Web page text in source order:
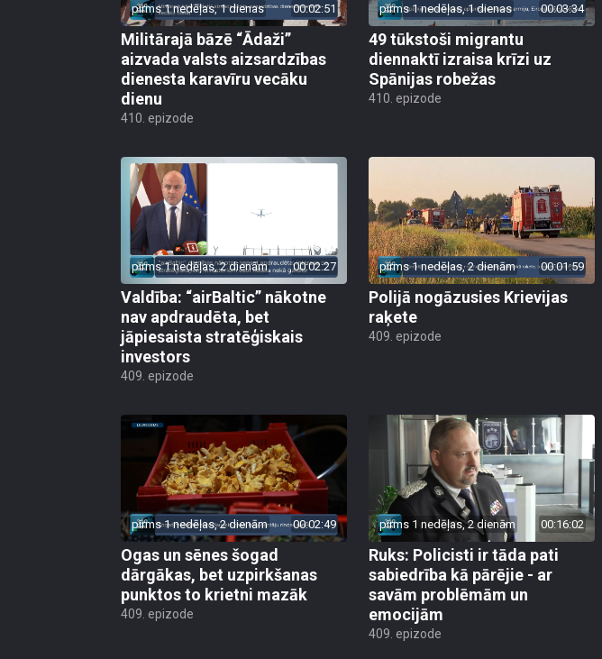
pirms 1 nedēļas, 1 dienas 00:02:51
Militārajā bāzē “Ādaži”
aizvada valsts aizsardzības
dienesta karavīru vecāku
dienu
410. epizode
pirms 1 nedēļas, 1 dienas 00:03:34
49 tūkstoši migrantu
diennaktī izraisa krīzi uz
Spānijas robežas
410. epizode
pirms 1 nedēļas, 2 dienām 00:02:27
Valdība: “airBaltic” nākotne
nav apdraudēta, bet
jāpiesaista stratēģiskais
investors
409. epizode
pirms 1 nedēļas, 2 dienām 00:01:59
Polijā nogāzusies Krievijas
raķete
409. epizode
pirms 1 nedēļas, 2 dienām 00:02:49
Ogas un sēnes šogad
dārgākas, bet uzpirkšanas
punktos to krietni mazāk
409. epizode
pirms 1 nedēļas, 2 dienām 00:16:02
Ruks: Policisti ir tāda pati
sabiedrība kā pārējie - ar
savām problēmām un
emocijām
409. epizode